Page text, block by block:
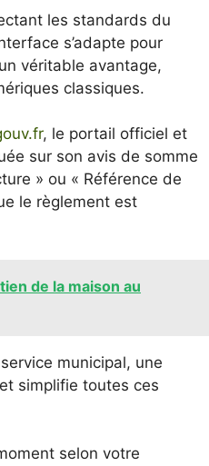
les standards du
s’adapte pour
véritable avantage,
classiques.
, le portail officiel et
sur son avis de somme
» ou « Référence de
le règlement est
de la maison au
municipal, une
simplifie toutes ces
selon votre